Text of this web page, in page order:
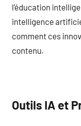
l’éducation
intelligence
comment ces
contenu.
Outils IA et